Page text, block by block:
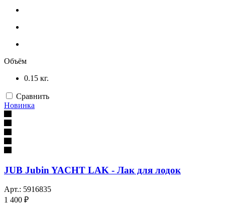
Объём
0.15 кг.
Сравнить
Новинка
JUB Jubin YACHT LAK - Лак для лодок
Арт.: 5916835
1 400 ₽